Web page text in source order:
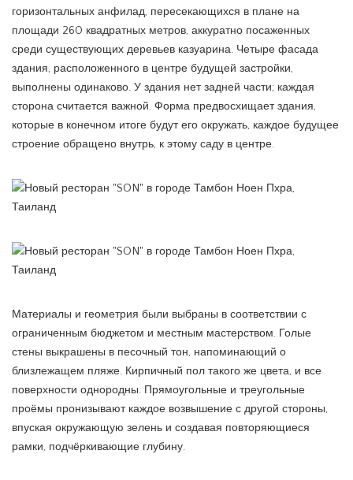
горизонтальных анфилад, пересекающихся в плане на
площади 260 квадратных метров, аккуратно посаженных
среди существующих деревьев казуарина. Четыре фасада
здания, расположенного в центре будущей застройки,
выполнены одинаково. У здания нет задней части; каждая
сторона считается важной. Форма предвосхищает здания,
которые в конечном итоге будут его окружать, каждое будущее
строение обращено внутрь, к этому саду в центре.
Материалы и геометрия были выбраны в соответствии с
ограниченным бюджетом и местным мастерством. Голые
стены выкрашены в песочный тон, напоминающий о
близлежащем пляже. Кирпичный пол такого же цвета, и все
поверхности однородны. Прямоугольные и треугольные
проёмы пронизывают каждое возвышение с другой стороны,
впуская окружающую зелень и создавая повторяющиеся
рамки, подчёркивающие глубину.